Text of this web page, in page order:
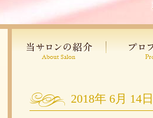
2018年 6月 14日